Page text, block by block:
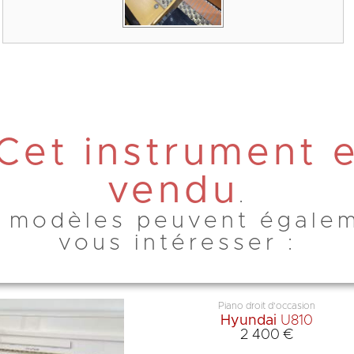
instrument
vendu .
modèles peuvent
vous intéresser :
Piano droit d'occasion
Hyundai U810
2 400 €